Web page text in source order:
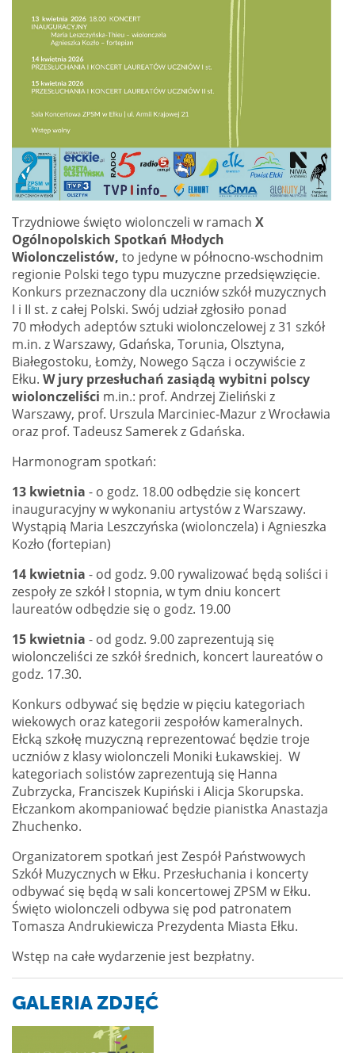
Trzydniowe święto wiolonczeli w ramach X
Ogólnopolskich Spotkań Młodych
Wiolonczelistów, to jedyne w północno-wschodnim
regionie Polski tego typu muzyczne przedsięwzięcie.
Konkurs przeznaczony dla uczniów szkół muzycznych
I i II st. z całej Polski. Swój udział zgłosiło ponad
70 młodych adeptów sztuki wiolonczelowej z 31 szkół
m.in. z Warszawy, Gdańska, Torunia, Olsztyna,
Białegostoku, Łomży, Nowego Sącza i oczywiście z
Ełku. W jury przesłuchań zasiądą wybitni polscy
wiolonczeliści m.in.: prof. Andrzej Zieliński z
Warszawy, prof. Urszula Marciniec-Mazur z Wrocławia
oraz prof. Tadeusz Samerek z Gdańska.
Harmonogram spotkań:
13 kwietnia - o godz. 18.00 odbędzie się koncert
inauguracyjny w wykonaniu artystów z Warszawy.
Wystąpią Maria Leszczyńska (wiolonczela) i Agnieszka
Kozło (fortepian)
14 kwietnia - od godz. 9.00 rywalizować będą soliści i
zespoły ze szkół I stopnia, w tym dniu koncert
laureatów odbędzie się o godz. 19.00
15 kwietnia - od godz. 9.00 zaprezentują się
wiolonczeliści ze szkół średnich, koncert laureatów o
godz. 17.30.
Konkurs odbywać się będzie w pięciu kategoriach
wiekowych oraz kategorii zespołów kameralnych.
Ełcką szkołę muzyczną reprezentować będzie troje
uczniów z klasy wiolonczeli Moniki Łukawskiej. W
kategoriach solistów zaprezentują się Hanna
Zubrzycka, Franciszek Kupiński i Alicja Skorupska.
Ełczankom akompaniować będzie pianistka Anastazja
Zhuchenko.
Organizatorem spotkań jest Zespół Państwowych
Szkół Muzycznych w Ełku. Przesłuchania i koncerty
odbywać się będą w sali koncertowej ZPSM w Ełku.
Święto wiolonczeli odbywa się pod patronatem
Tomasza Andrukiewicza Prezydenta Miasta Ełku.
Wstęp na całe wydarzenie jest bezpłatny.
GALERIA ZDJĘĆ